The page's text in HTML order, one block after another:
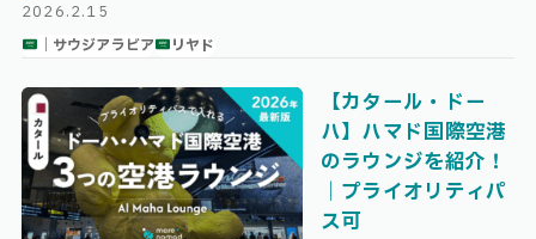
2026.2.15
｜サウジアラビア
リヤド
【カタール・ドー
ハ】ハマド国際空港
のラウンジを紹介！
｜プライオリティパ
ス可